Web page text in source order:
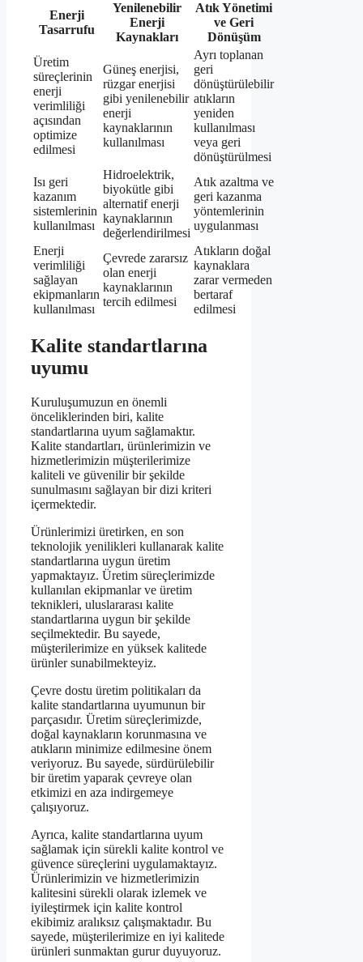
Enerji
Tasarrufu
Yenilenebilir
Enerji
Kaynakları
Atık Yönetimi
ve Geri
Dönüşüm
Üretim
süreçlerinin
enerji
verimliliği
açısından
optimize
edilmesi
Güneş enerjisi,
rüzgar enerjisi
gibi yenilenebilir
enerji
kaynaklarının
kullanılması
Ayrı toplanan
geri
dönüştürülebilir
atıkların
yeniden
kullanılması
veya geri
dönüştürülmesi
Isı geri
kazanım
sistemlerinin
kullanılması
Hidroelektrik,
biyokütle gibi
alternatif enerji
kaynaklarının
değerlendirilmesi
Atık azaltma ve
geri kazanma
yöntemlerinin
uygulanması
Enerji
verimliliği
sağlayan
ekipmanların
kullanılması
Çevrede zararsız
olan enerji
kaynaklarının
tercih edilmesi
Atıkların doğal
kaynaklara
zarar vermeden
bertaraf
edilmesi
Kalite standartlarına
uyumu
Kuruluşumuzun en önemli
önceliklerinden biri, kalite
standartlarına uyum sağlamaktır.
Kalite standartları, ürünlerimizin ve
hizmetlerimizin müşterilerimize
kaliteli ve güvenilir bir şekilde
sunulmasını sağlayan bir dizi kriteri
içermektedir.
Ürünlerimizi üretirken, en son
teknolojik yenilikleri kullanarak kalite
standartlarına uygun üretim
yapmaktayız. Üretim süreçlerimizde
kullanılan ekipmanlar ve üretim
teknikleri, uluslararası kalite
standartlarına uygun bir şekilde
seçilmektedir. Bu sayede,
müşterilerimize en yüksek kalitede
ürünler sunabilmekteyiz.
Çevre dostu üretim politikaları da
kalite standartlarına uyumunun bir
parçasıdır. Üretim süreçlerimizde,
doğal kaynakların korunmasına ve
atıkların minimize edilmesine önem
veriyoruz. Bu sayede, sürdürülebilir
bir üretim yaparak çevreye olan
etkimizi en aza indirgemeye
çalışıyoruz.
Ayrıca, kalite standartlarına uyum
sağlamak için sürekli kalite kontrol ve
güvence süreçlerini uygulamaktayız.
Ürünlerimizin ve hizmetlerimizin
kalitesini sürekli olarak izlemek ve
iyileştirmek için kalite kontrol
ekibimiz aralıksız çalışmaktadır. Bu
sayede, müşterilerimize en iyi kalitede
ürünleri sunmaktan gurur duyuyoruz.